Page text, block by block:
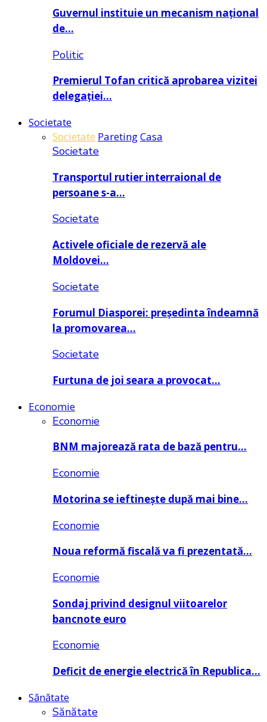
Guvernul instituie un mecanism național
de…
Politic
Premierul Tofan critică aprobarea vizitei
delegației…
Societate
Societate ParetingCasa
Societate
Transportul rutier interraional de
persoane s-a…
Societate
Activele oficiale de rezervă ale
Moldovei…
Societate
Forumul Diasporei: președinta îndeamnă
la promovarea…
Societate
Furtuna de joi seara a provocat…
Economie
Economie
BNM majorează rata de bază pentru…
Economie
Motorina se ieftinește după mai bine…
Economie
Noua reformă fiscală va fi prezentată…
Economie
Sondaj privind designul viitoarelor
bancnote euro
Economie
Deficit de energie electrică în Republica…
Sănătate
Sănătate